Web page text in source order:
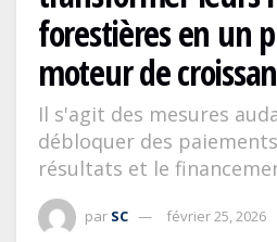
forestières en un
moteur de
Il s'agit des mesures
débloquer des
résultats et le
par SC février 25, 2026